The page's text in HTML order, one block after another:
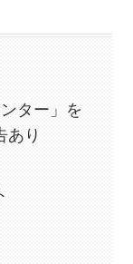
ター」を
あり